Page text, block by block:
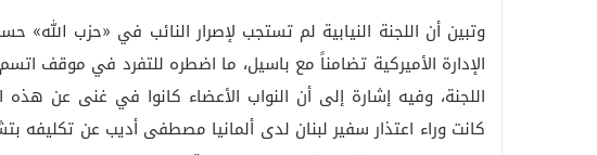
وتبين أن اللجنة النيابية لم تستجب لإصرار النائب في «حزب
الإدارة الأميركية تضامناً مع باسيل، ما اضطره للتفرد في موقف
اللجنة، وفيه إشارة إلى أن النواب الأعضاء كانوا في غنى عن
كانت وراء اعتذار سفير لبنان لدى ألمانيا مصطفى أديب عن تكليفه